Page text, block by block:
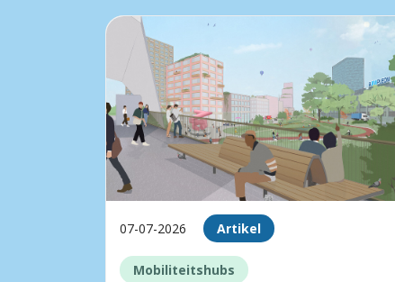
07-07-2026 Artikel
Mobiliteitshubs